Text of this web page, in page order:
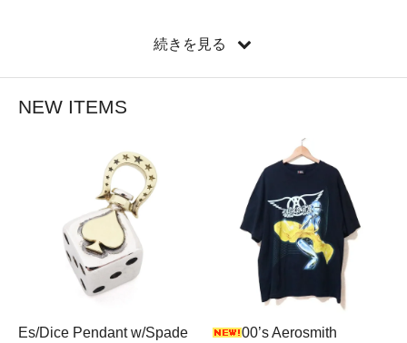
MORE FEATURE
続きを見る
NEW ITEMS
Es/Dice Pendant w/Spade
00’s Aerosmith